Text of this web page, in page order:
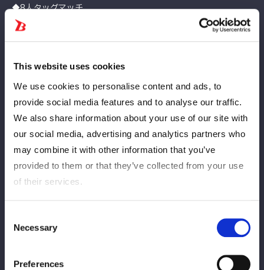
This website uses cookies
We use cookies to personalise content and ads, to
provide social media features and to analyse our traffic.
We also share information about your use of our site with
our social media, advertising and analytics partners who
may combine it with other information that you’ve
provided to them or that they’ve collected from your use
of their services.
Selection
Necessary
Preferences
◆8人タッグマッチ
AZM＆天咲光由＆スターライト・キッド＆星来芽依vs壮麗亜美＆
→【変更後】
AZM＆天咲光由＆スターライト・キッド＆梨杏vs壮麗亜美＆稲
葉ともか＆葉月＆コグマ
※梨杏選手はダブルヘッダー出場となります